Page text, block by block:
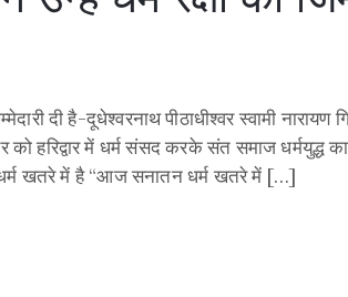
दी है-दूधेश्वरनाथ पीठाधीश्वर स्वामी नारायण
धर्म संसद करके संत समाज धर्मयुद्ध का
में है “आज सनातन धर्म खतरे में […]